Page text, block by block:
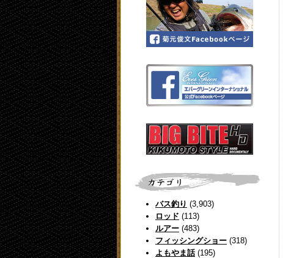
バス釣り (3,903)
ロッド (113)
ルアー (483)
フィッシングショー (318)
よもやま話(195)